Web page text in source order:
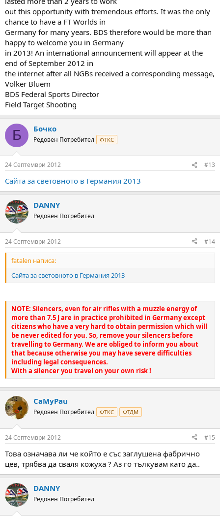
out this opportunity with tremendous efforts. It was the only
chance to have a FT Worlds in
Germany for many years. BDS therefore would be more than
happy to welcome you in Germany
in 2013! An international announcement will appear at the
end of September 2012 in
the internet after all NGBs received a corresponding message,
Volker Bluem
BDS Federal Sports Director
Field Target Shooting
Б Бочко
Редовен Потребител ФТКС
24 Септември 2012 #13
Сайта за световното в Германия 2013
DANNY
Редовен Потребител
24 Септември 2012 #14
fatalen написа:
Сайта за световното в Германия 2013
NOTE: Silencers, even for air rifles with a muzzle energy of
more than 7.5 J are in practice prohibited in Germany except
citizens who have a very hard to obtain permission which will
be never edited for you. So, remove your silencers before
travelling to Germany. We are obliged to inform you about
that because otherwise you may have severe difficulties
including legal consequences.
With a silencer you travel on your own risk !
CaMyPau
Редовен Потребител ФТКС ФТДМ
24 Септември 2012 #15
Това означава ли че който е със заглушена фабрично
цев, трябва да сваля кожуха ? Аз го тълкувам като да..
DANNY
Редовен Потребител